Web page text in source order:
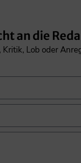
an die
Kritik, Lob oder